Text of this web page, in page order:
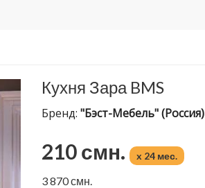
Кухня Зара BMS
Бренд: "Бэст-Мебель" (Россия)
210 смн. x 24 мес.
3 870 смн.